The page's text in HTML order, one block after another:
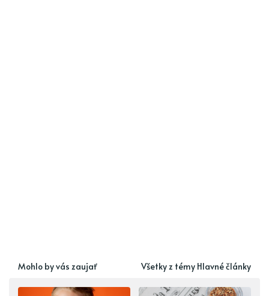
Mohlo by vás zaujať Všetky z témy Hlavné články